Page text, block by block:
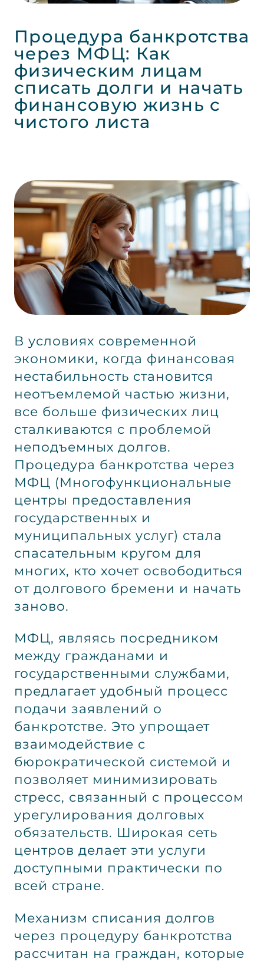
Процедура банкротства
через МФЦ: Как
физическим лицам
списать долги и начать
финансовую жизнь с
чистого листа
В условиях современной
экономики, когда финансовая
нестабильность становится
неотъемлемой частью жизни,
все больше физических лиц
сталкиваются с проблемой
неподъемных долгов.
Процедура банкротства через
МФЦ (Многофункциональные
центры предоставления
государственных и
муниципальных услуг) стала
спасательным кругом для
многих, кто хочет освободиться
от долгового бремени и начать
заново.
МФЦ, являясь посредником
между гражданами и
государственными службами,
предлагает удобный процесс
подачи заявлений о
банкротстве. Это упрощает
взаимодействие с
бюрократической системой и
позволяет минимизировать
стресс, связанный с процессом
урегулирования долговых
обязательств. Широкая сеть
центров делает эти услуги
доступными практически по
всей стране.
Механизм списания долгов
через процедуру банкротства
рассчитан на граждан, которые